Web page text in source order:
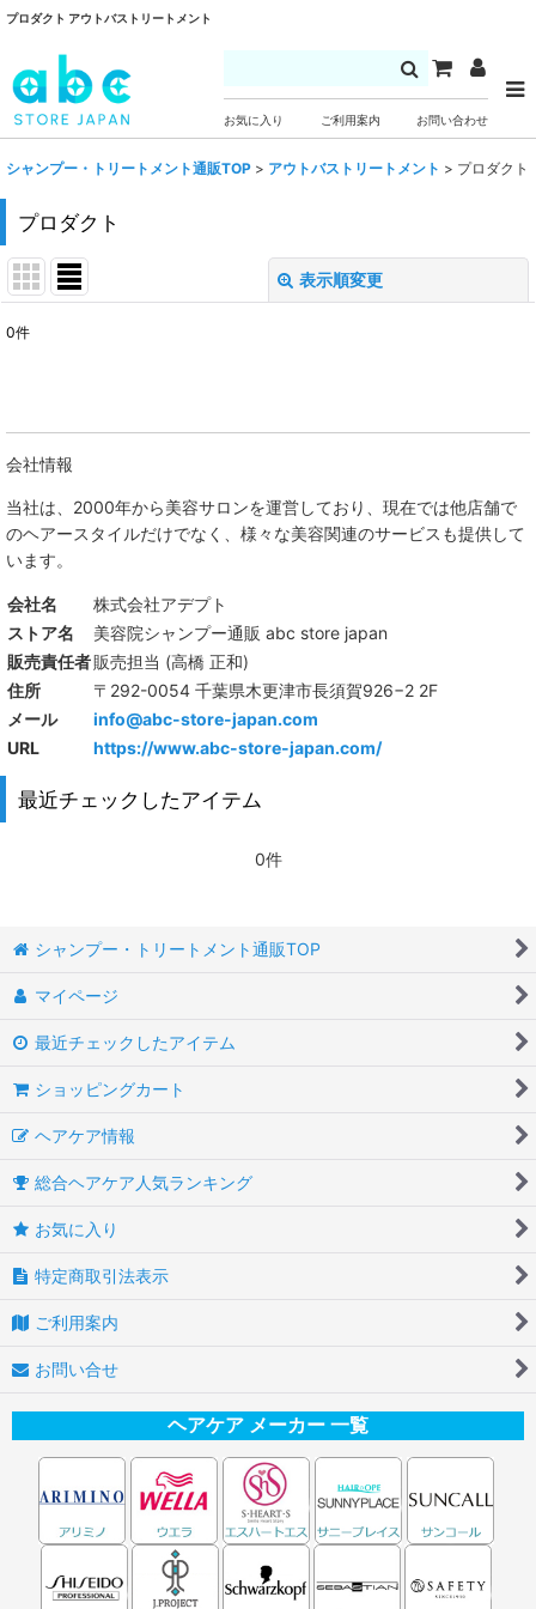
プロダクト アウトバストリートメント
お気に入り ご利用案内 お問い合わせ
シャンプー・トリートメント通販TOP > アウトバストリートメント > プロダクト
プロダクト
表示順変更
0件
会社情報
当社は、 2000年から美容サロンを運営しており、現在では他店舗で
のヘアースタイルだけでなく、様々な美容関連のサービスも提供して
います。
会社名
株式会社アデプト
ストア名
美容院シャンプー通販 abc store japan
販売責任者販売担当 (高橋 正和)
住所
〒292-0054 千葉県木更津市長須賀926−2 2F
メール
info@abc-store-japan.com
URL
https://www.abc-store-japan.com/
最近チェックしたアイテム
0件
シャンプー・トリートメント通販TOP
マイページ
最近チェックしたアイテム
ショッピングカート
ヘアケア情報
総合ヘアケア人気ランキング
お気に入り
特定商取引法表示
ご利用案内
お問い合せ
ヘアケア メーカー 一覧